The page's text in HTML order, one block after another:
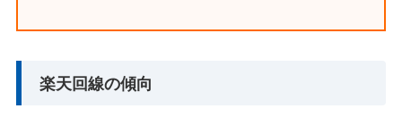
楽天回線の傾向